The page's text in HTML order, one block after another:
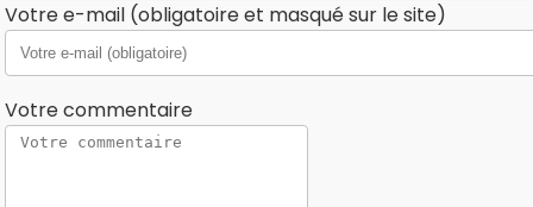
Votre e-mail (obligatoire et masqué sur le site)
Votre commentaire